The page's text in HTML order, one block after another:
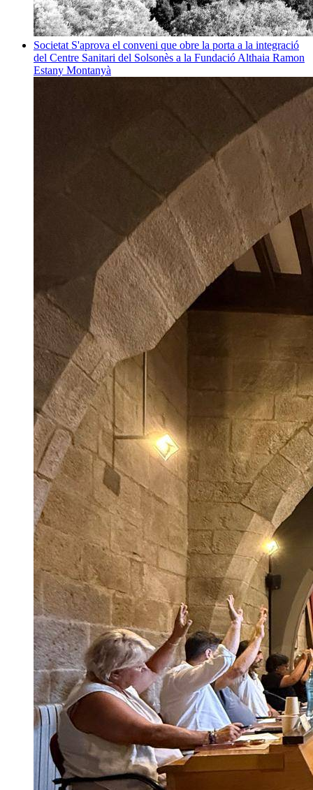
Societat S'aprova el conveni que obre la porta a la integració
del Centre Sanitari del Solsonès a la Fundació Althaia Ramon
Estany Montanyà